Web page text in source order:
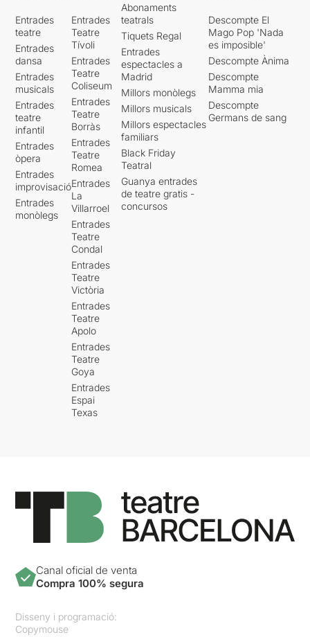
Entrades
teatre
Entrades
dansa
Entrades
musicals
Entrades
teatre
infantil
Entrades
òpera
Entrades
improvisació
Entrades
monòlegs
Entrades
Teatre
Tívoli
Entrades
Teatre
Coliseum
Entrades
Teatre
Borràs
Entrades
Teatre
Romea
Entrades
La
Villarroel
Entrades
Teatre
Condal
Entrades
Teatre
Victòria
Entrades
Teatre
Apolo
Entrades
Teatre
Goya
Entrades
Espai
Texas
Abonaments
teatrals
Tiquets Regal
Entrades
espectacles a
Madrid
Millors monòlegs
Millors musicals
Millors espectacles
familiars
Black Friday
Teatral
Guanya entrades
de teatre gratis -
concursos
Descompte El
Mago Pop 'Nada
es imposible'
Descompte Ànima
Descompte
Mamma mia
Descompte
Germans de sang
Canal oficial de venta
Compra 100% segura
Disseny i programació:
Copymouse